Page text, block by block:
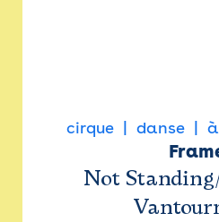
cirque danse
Not